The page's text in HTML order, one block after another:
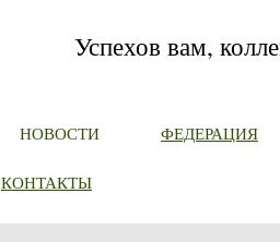
Успехов вам,
НОВОСТИ ФЕДЕРАЦИЯ
КОНТАКТЫ